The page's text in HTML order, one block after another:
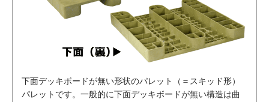
下面デッキボードが無い形状のパレット（＝スキッド形）
パレットです。一般的に下面デッキボードが無い構造は曲